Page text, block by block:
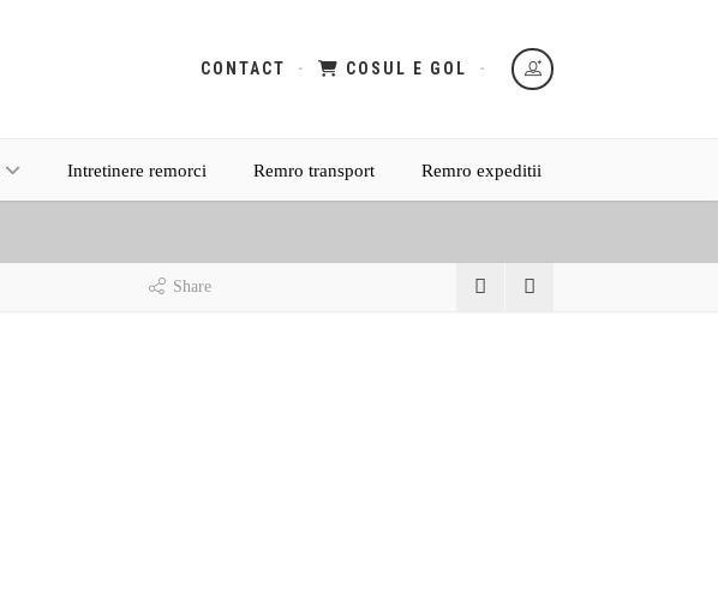
CONTACT COSUL E GOL
Intretinere remorci Remro transport Remro expeditii
Share